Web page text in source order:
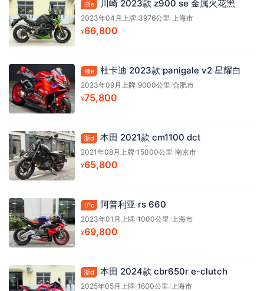
浙e 川崎 2023款 z900 se 金属火花黑
2023年04月上牌/3976公里 /上海市
¥66,800
赣e 杜卡迪 2023款 panigale v2 星耀白
2023年09月上牌/9000公里 /合肥市
¥75,800
浙d 本田 2021款 cm1100 dct
2021年08月上牌/15000公里 /南京市
¥65,800
沪c 阿普利亚 rs 660
2023年01月上牌/1000公里 /上海市
¥69,800
浙d 本田 2024款 cbr650r e-clutch
2025年05月上牌/1600公里 /上海市